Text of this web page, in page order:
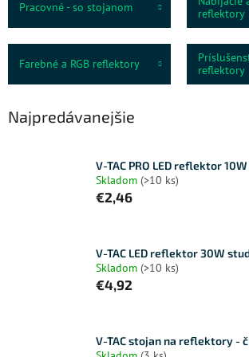
Pracovné - so stojanom
reflektory
Farebné a RGB reflektory
reflektory
Najpredávanejšie
V-TAC PRO LED reflektor
Skladom (>10 ks)
€2,46
V-TAC LED reflektor 30W
Skladom (>10 ks)
€4,92
V-TAC stojan na reflektory -